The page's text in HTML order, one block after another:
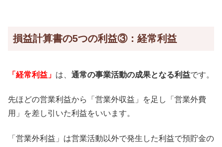
損益計算書の5つの利益③：経常利益
「経常利益」 は、 通常の事業活動の成果となる利益です。
先ほどの営業利益から「営業外収益」を足し「営業外費
用」を差し引いた利益をいいます。
「営業外利益」は営業活動以外で発生した利益で預貯金の